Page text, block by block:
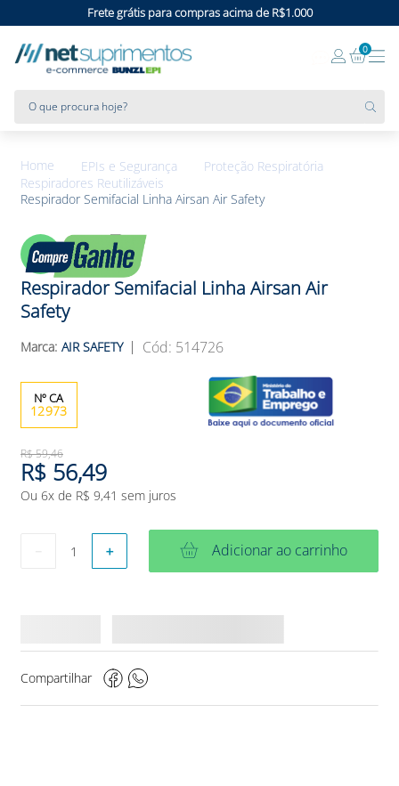
Frete grátis para compras acima de R$1.000
0
EPIs e Segurança
Proteção Respiratória
Respiradores Reutilizáveis
Respirador Semifacial Linha Airsan Air Safety
5%
OFF
Respirador Semifacial Linha Airsan Air
Safety
AIR SAFETY : 514726
12973
R$59,46
R$ 56,49
Ou 6x de R$ 9,41 sem juros
＋ Adicionar ao carrinho
Compartilhar